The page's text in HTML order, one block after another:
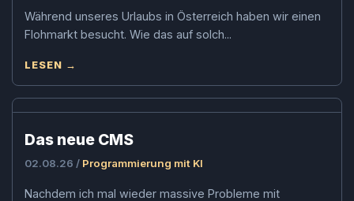
Während unseres Urlaubs in Österreich haben wir einen
Flohmarkt besucht. Wie das auf solch...
LESEN →
Das neue CMS
02.08.26 / Programmierung mit KI
Nachdem ich mal wieder massive Probleme mit